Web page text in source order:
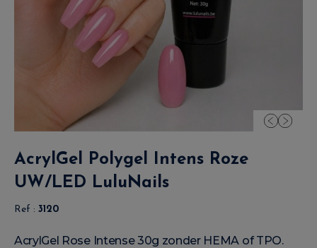
AcrylGel Polygel Intens Roze
UW/LED LuluNails
Ref : 3120
AcrylGel Rose Intense 30g zonder HEMA of TPO.